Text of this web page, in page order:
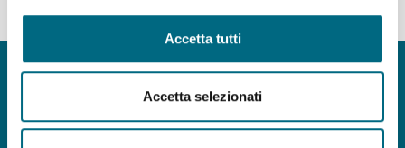
Accetta tutti
Accetta selezionati
Copyright © AMT Azienda Mobilità e Trasporti S.p.A.
Codice fiscale, P.IVA e n° iscrizione Registro Imprese di Genova 037
839 30 104